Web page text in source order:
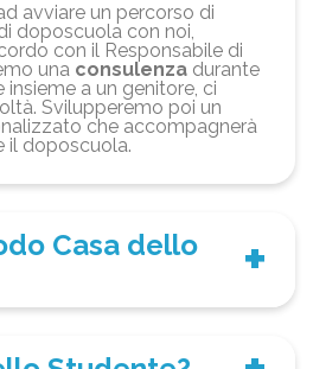
avviare un percorso di
doposcuola con noi,
con il Responsabile di
una consulenza durante
a un genitore, ci
Svilupperemo poi un
che accompagnerà
il doposcuola.
Casa dello